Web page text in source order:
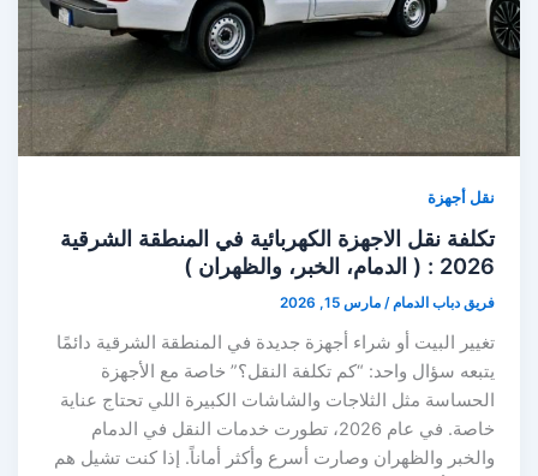
نقل أجهزة
تكلفة نقل الاجهزة الكهربائية في المنطقة الشرقية
2026 : ( الدمام، الخبر، والظهران )
فريق دباب الدمام/مارس 15, 2026
تغيير البيت أو شراء أجهزة جديدة في المنطقة الشرقية دائمًا
يتبعه سؤال واحد: “كم تكلفة النقل؟” خاصة مع الأجهزة
الحساسة مثل الثلاجات والشاشات الكبيرة اللي تحتاج عناية
خاصة. في عام 2026، تطورت خدمات النقل في الدمام
والخبر والظهران وصارت أسرع وأكثر أماناً. إذا كنت تشيل هم